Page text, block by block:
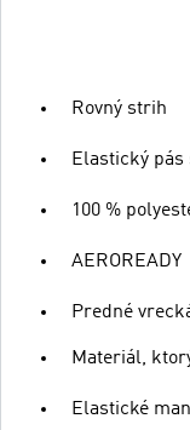
Rovný strih
Elastický
100 %
AEROREADY
Predné
Materiál,
Elastické